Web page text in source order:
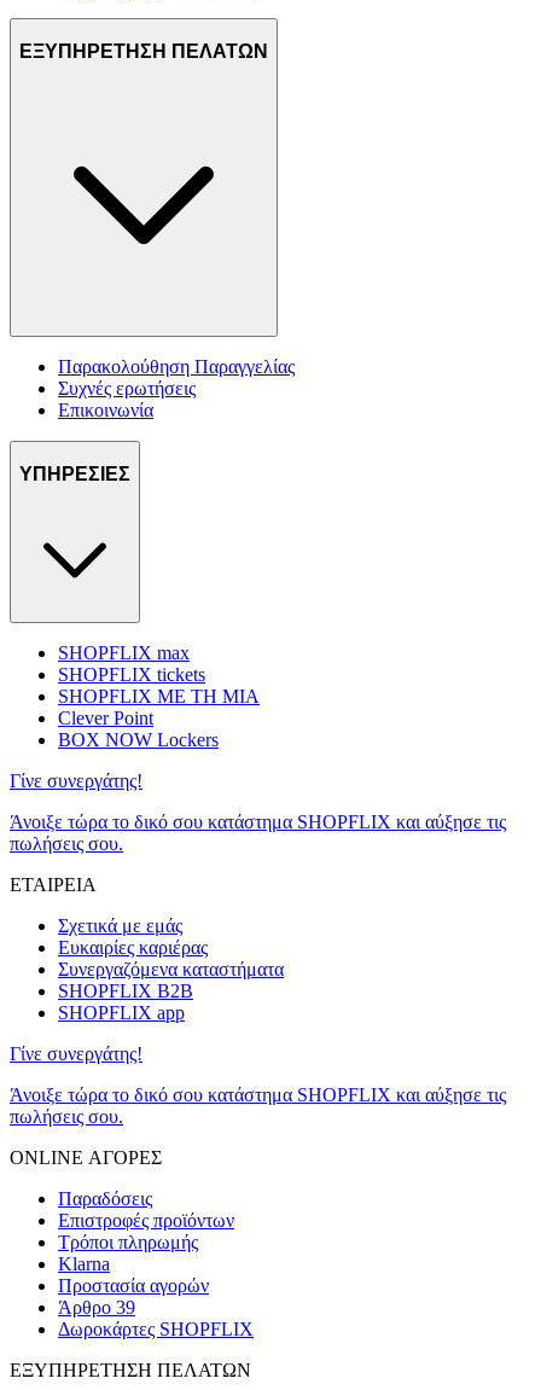
ΕΞΥΠΗΡΕΤΗΣΗ ΠΕΛΑΤΩΝ
Παρακολούθηση Παραγγελίας
Συχνές ερωτήσεις
Επικοινωνία
ΥΠΗΡΕΣΙΕΣ
SHOPFLIX max
SHOPFLIX tickets
SHOPFLIX ΜΕ ΤΗ ΜΙΑ
Clever Point
BOX NOW Lockers
Γίνε συνεργάτης!
Άνοιξε τώρα το δικό σου κατάστημα SHOPFLIX και αύξησε τις
πωλήσεις σου.
ΕΤΑΙΡΕΙΑ
Σχετικά με εμάς
Ευκαιρίες καριέρας
Συνεργαζόμενα καταστήματα
SHOPFLIX B2B
SHOPFLIX app
Γίνε συνεργάτης!
Άνοιξε τώρα το δικό σου κατάστημα SHOPFLIX και αύξησε τις
πωλήσεις σου.
ONLINE ΑΓΟΡΕΣ
Παραδόσεις
Επιστροφές προϊόντων
Τρόποι πληρωμής
Klarna
Προστασία αγορών
Άρθρο 39
Δωροκάρτες SHOPFLIX
ΕΞΥΠΗΡΕΤΗΣΗ ΠΕΛΑΤΩΝ